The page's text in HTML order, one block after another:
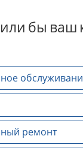
бы ваш
ремонт